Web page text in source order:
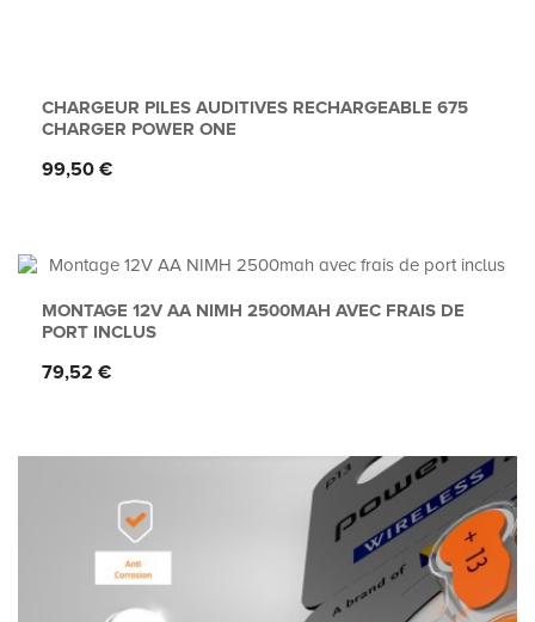
CHARGEUR PILES AUDITIVES RECHARGEABLE 675
CHARGER POWER ONE
Prix
99,50 €
MONTAGE 12V AA NIMH 2500MAH AVEC FRAIS DE
PORT INCLUS
Prix
79,52 €